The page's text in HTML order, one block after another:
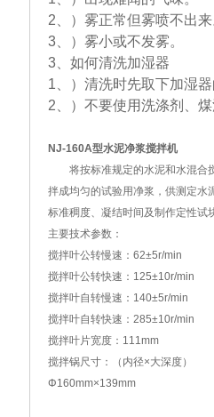
2、）雾正常但雾喷不出
3、）雾小或不发雾。
3、如何清洗加湿器
1、）清洗时先取下加湿
2、）不要使用洗涤剂、
NJ-160A型水泥净浆搅拌机
将按标准规定的水泥和水混合
拌成均匀的试验用净浆，供测定水
标准稠度、凝结时间及制作定性试
主要技术参数：
搅拌叶公转慢速：62±5r/min
搅拌叶公转快速：125±10r/min
搅拌叶自转慢速：140±5r/min
搅拌叶自转快速：285±10r/min
搅拌叶片宽度：111mm
搅拌锅尺寸：（内径×大深度）
Φ160mm×139mm